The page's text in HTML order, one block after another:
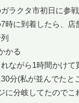
ラクタ市初日に参戦
7時に到着したら、店
かる
れながら1時間かけて
30分(私が並んでたと
に分岐してたのでこ